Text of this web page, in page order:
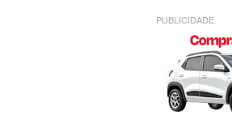
PUBLICIDADE